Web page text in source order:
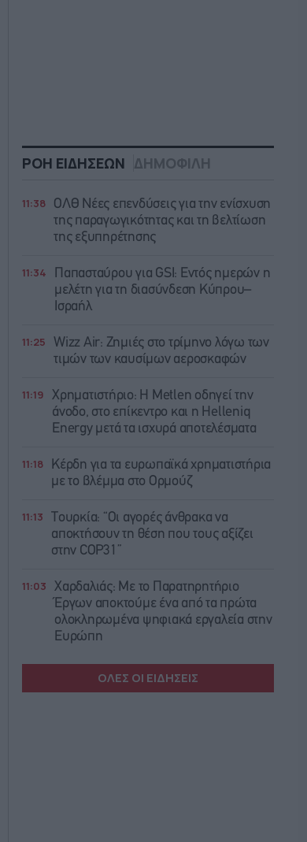
ΡΟΗ ΕΙΔΗΣΕΩΝ ΔΗΜΟΦΙΛΗ
11:38
ΟΛΘ Νέες επενδύσεις για την ενίσχυση
της παραγωγικότητας και τη βελτίωση
της εξυπηρέτησης
11:34
Παπασταύρου για GSI: Εντός ημερών η
μελέτη για τη διασύνδεση Κύπρου–
Ισραήλ
11:25
Wizz Air: Ζημιές στο τρίμηνο λόγω των
τιμών των καυσίμων αεροσκαφών
11:19
Χρηματιστήριο: Η Metlen οδηγεί την
άνοδο, στο επίκεντρο και η Helleniq
Energy μετά τα ισχυρά αποτελέσματα
11:18
Κέρδη για τα ευρωπαϊκά χρηματιστήρια
με το βλέμμα στο Ορμούζ
11:13
Τουρκία: “Οι αγορές άνθρακα να
αποκτήσουν τη θέση που τους αξίζει
στην COP31”
11:03
Χαρδαλιάς: Με το Παρατηρητήριο
Έργων αποκτούμε ένα από τα πρώτα
ολοκληρωμένα ψηφιακά εργαλεία στην
Ευρώπη
ΟΛΕΣ ΟΙ ΕΙΔΗΣΕΙΣ